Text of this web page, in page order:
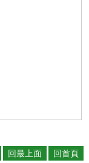
回最上面 回首頁